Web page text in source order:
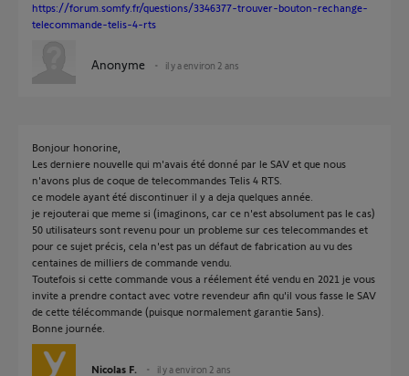
https://forum.somfy.fr/questions/3346377-trouver-bouton-rechange-
telecommande-telis-4-rts
Anonyme il y a environ 2 ans
Bonjour honorine,
Les derniere nouvelle qui m'avais été donné par le SAV et que nous
n'avons plus de coque de telecommandes Telis 4 RTS.
ce modele ayant été discontinuer il y a deja quelques année.
je rejouterai que meme si (imaginons, car ce n'est absolument pas le cas)
50 utilisateurs sont revenu pour un probleme sur ces telecommandes et
pour ce sujet précis, cela n'est pas un défaut de fabrication au vu des
centaines de milliers de commande vendu.
Toutefois si cette commande vous a réélement été vendu en 2021 je vous
invite a prendre contact avec votre revendeur afin qu'il vous fasse le SAV
de cette télécommande (puisque normalement garantie 5ans).
Bonne journée.
Nicolas F. il y a environ 2 ans